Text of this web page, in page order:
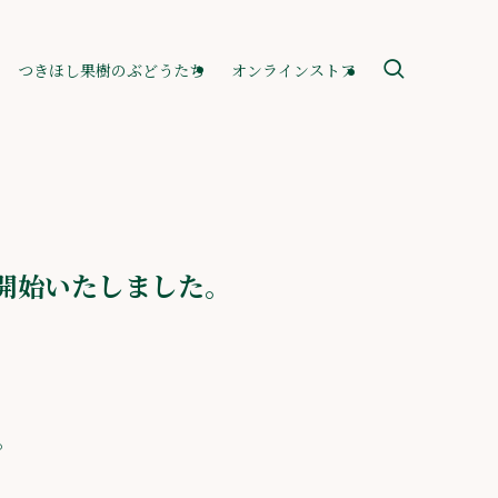
つきほし果樹のぶどうたち オンラインストア
いたしました。